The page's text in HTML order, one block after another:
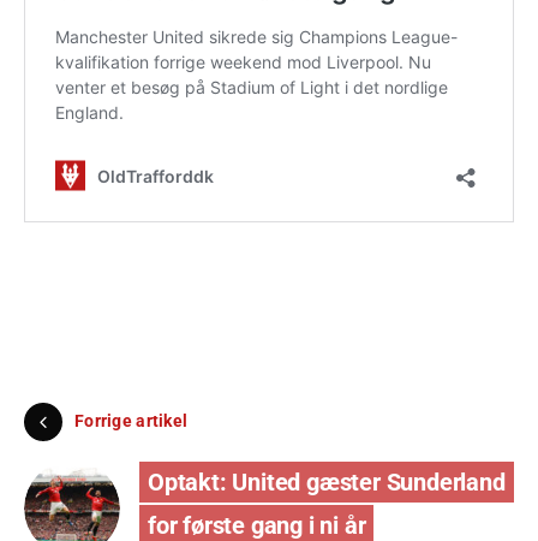
Forrige artikel
Optakt: United gæster Sunderland
for første gang i ni år